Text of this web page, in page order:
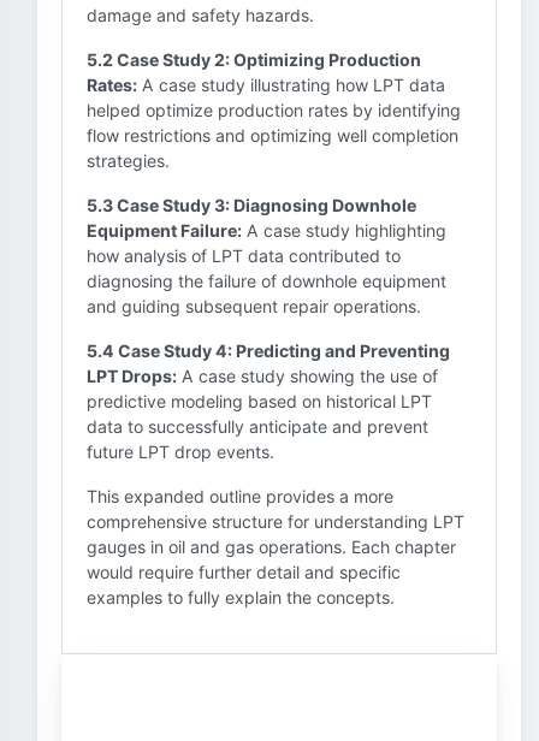
damage and safety hazards.
5.2 Case Study 2: Optimizing Production
Rates: A case study illustrating how LPT data
helped optimize production rates by identifying
flow restrictions and optimizing well completion
strategies.
5.3 Case Study 3: Diagnosing Downhole
Equipment Failure: A case study highlighting
how analysis of LPT data contributed to
diagnosing the failure of downhole equipment
and guiding subsequent repair operations.
5.4 Case Study 4: Predicting and Preventing
LPT Drops: A case study showing the use of
predictive modeling based on historical LPT
data to successfully anticipate and prevent
future LPT drop events.
This expanded outline provides a more
comprehensive structure for understanding LPT
gauges in oil and gas operations. Each chapter
would require further detail and specific
examples to fully explain the concepts.